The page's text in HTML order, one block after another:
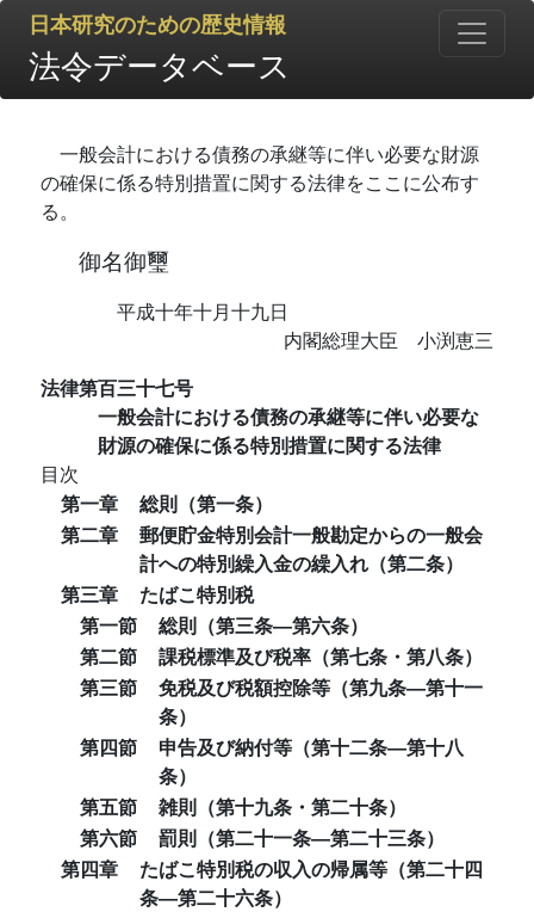
日本研究のための歴史情報
法令データベース
一般会計における債務の承継等に伴い必要な財源
の確保に係る特別措置に関する法律をここに公布す
る。
御名御璽
平成十年十月十九日
内閣総理大臣 小渕恵三
法律第百三十七号
一般会計における債務の承継等に伴い必要な
財源の確保に係る特別措置に関する法律
目次
第一章
総則（第一条）
第二章
郵便貯金特別会計一般勘定からの一般会
計への特別繰入金の繰入れ（第二条）
第三章
たばこ特別税
第一節
総則（第三条―第六条）
第二節
課税標準及び税率（第七条・第八条）
第三節
免税及び税額控除等（第九条―第十一
条）
第四節
申告及び納付等（第十二条―第十八
条）
第五節
雑則（第十九条・第二十条）
第六節
罰則（第二十一条―第二十三条）
第四章
たばこ特別税の収入の帰属等（第二十四
条―第二十六条）